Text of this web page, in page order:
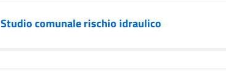
Studio comunale rischio idraulico